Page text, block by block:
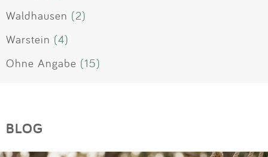
Waldhausen (2)
Warstein (4)
Ohne Angabe (15)
BLOG